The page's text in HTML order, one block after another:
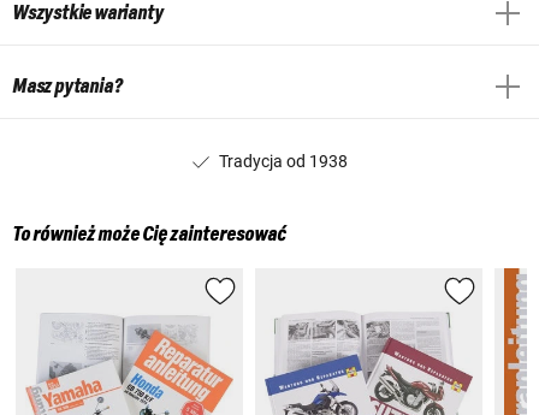
Wszystkie warianty
Masz pytania?
Tradycja od 1938
To również może Cię zainteresować